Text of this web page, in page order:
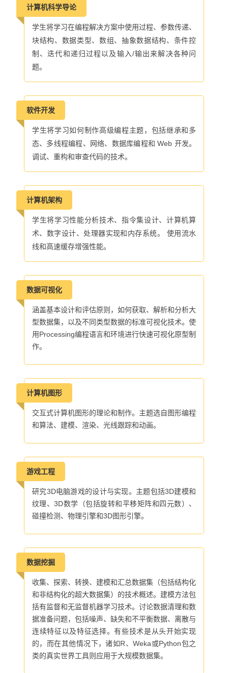
计算机科学导论
学生将学习在编程解决方案中使用过程、参数传递、
块结构、数据类型、数组、抽象数据结构、条件控
制、迭代和递归过程以及输入/输出来解决各种问
题。
软件开发
学生将学习如何制作高级编程主题，包括继承和多
态、多线程编程、网络、数据库编程和 Web 开发。
调试、重构和审查代码的技术。
计算机架构
学生将学习性能分析技术、指令集设计、计算机算
术、数字设计、处理器实现和内存系统。 使用流水
线和高速缓存增强性能。
数据可视化
涵盖基本设计和评估原则，如何获取、解析和分析大
型数据集，以及不同类型数据的标准可视化技术。使
用Processing编程语言和环境进行快速可视化原型制
作。
计算机图形
交互式计算机图形的理论和制作。主题选自图形编程
和算法、建模、渲染、光线跟踪和动画。
游戏工程
研究3D电脑游戏的设计与实现。主题包括3D建模和
纹理、3D数学（包括旋转和平移矩阵和四元数）、
碰撞检测、物理引擎和3D图形引擎。
数据挖掘
收集、探索、转换、建模和汇总数据集（包括结构化
和非结构化的超大数据集）的技术概述。建模方法包
括有监督和无监督机器学习技术。讨论数据清理和数
据准备问题，包括噪声、缺失和不平衡数据、离散与
连续特征以及特征选择。有些技术是从头开始实现
的，而在其他情况下，诸如R、Weka或Python包之
类的真实世界工具则应用于大规模数据集。